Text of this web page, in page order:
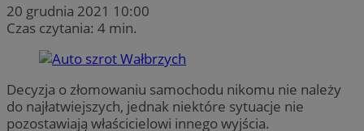
20 grudnia 2021 10:00
Czas czytania: 4 min.
Decyzja o złomowaniu samochodu nikomu nie należy
do najłatwiejszych, jednak niektóre sytuacje nie
pozostawiają właścicielowi innego wyjścia.